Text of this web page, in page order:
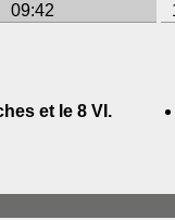
09:42
et le 8 VI.